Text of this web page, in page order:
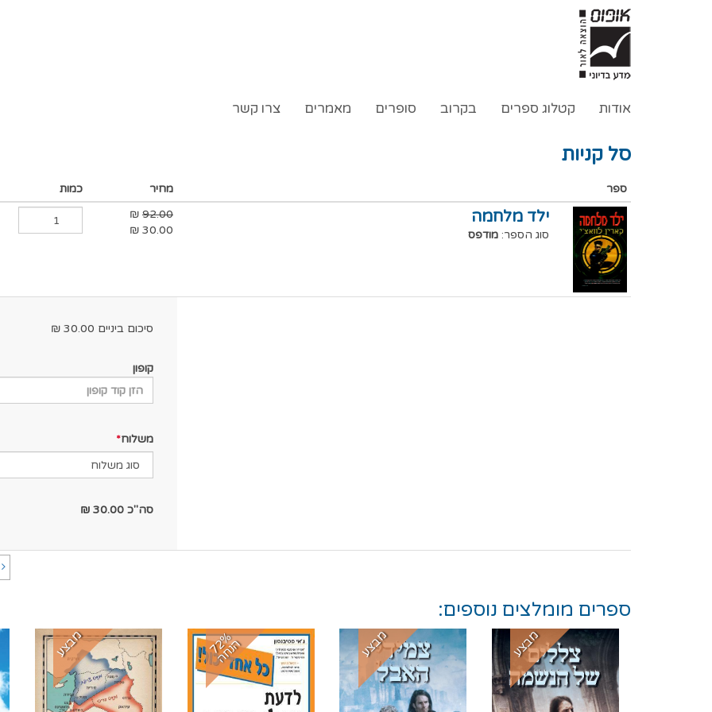
אודות קטלוג ספרים בקרוב סופרים מאמרים צרו קשר
סל קניות
ספר מחיר כמות
ילד מלחמה
סוג הספר:מודפס
92.00
₪
30.00
₪
סיכום ביניים 30.00
₪
קופון
משלוח
סה"כ 30.00
₪
ספרים מומלצים נוספים:
מבצע מבצע 7
2
%
ה
נ
ח
ה מבצע